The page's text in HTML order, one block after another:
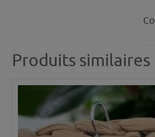
Produits similaires